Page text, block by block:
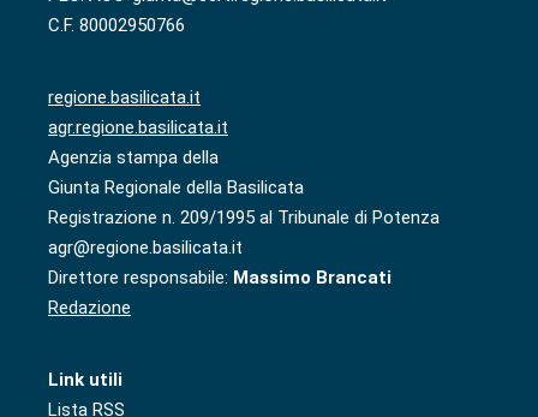
C.F. 80002950766
regione.basilicata.it
agr.regione.basilicata.it
Agenzia stampa della
Giunta Regionale della Basilicata
Registrazione n. 209/1995 al Tribunale di Potenza
agr@regione.basilicata.it
Direttore responsabile: Massimo Brancati
Redazione
Link utili
Lista RSS